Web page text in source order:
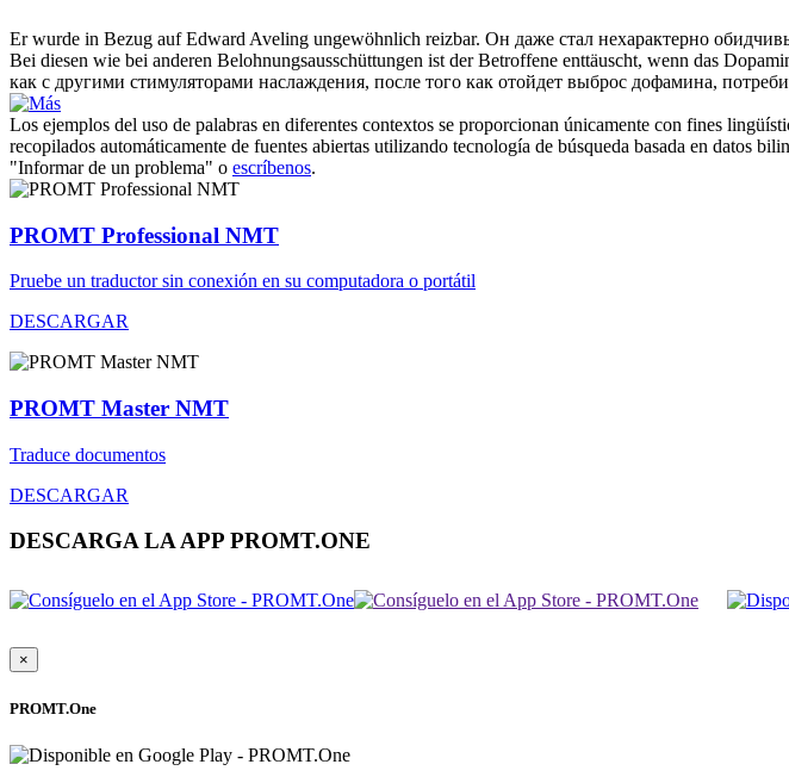
Er wurde in Bezug auf Edward Aveling ungewöhnlich reizbar. Он даже стал нехарактерно
Bei diesen wie bei anderen Belohnungsausschüttungen ist der Betroffene enttäuscht, wenn das
как с другими стимуляторами наслаждения, после того как отойдет выброс дофамина,
Los ejemplos del uso de palabras en diferentes contextos se proporcionan únicamente con fines
recopilados automáticamente de fuentes abiertas utilizando tecnología de búsqueda basada en datos
"Informar de un problema" o escríbenos.
PROMT Professional NMT
Pruebe un traductor sin conexión en su computadora o portátil
DESCARGAR
PROMT Master NMT
Traduce documentos
DESCARGAR
DESCARGA LA APP PROMT.ONE
×
PROMT.One